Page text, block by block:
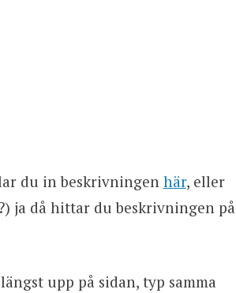
du in beskrivningen här, eller
ja då hittar du beskrivningen på
upp på sidan, typ samma